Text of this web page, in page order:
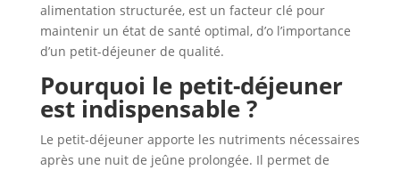
alimentation structurée, est un facteur clé pour
maintenir un état de santé optimal, d’o l’importance
d’un petit-déjeuner de qualité.
Pourquoi le petit-déjeuner
est indispensable ?
Le petit-déjeuner apporte les nutriments nécessaires
après une nuit de jeûne prolongée. Il permet de